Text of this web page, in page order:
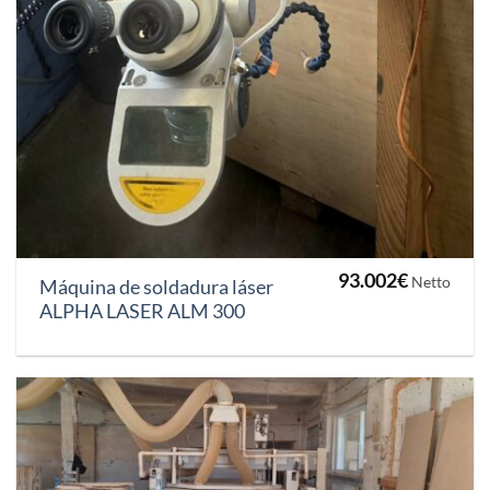
Máquina de soldadura láser
ALPHA LASER ALM 300
93.002€ Netto